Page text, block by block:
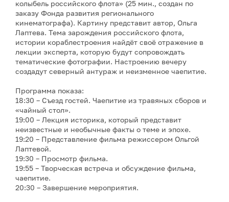
колыбель российского флота» (25 мин., создан по
заказу Фонда развития регионального
кинематографа). Картину представит автор, Ольга
Лаптева. Тема зарождения российского флота,
истории кораблестроения найдёт своё отражение в
лекции эксперта, которую будут сопровождать
тематические фотографии. Настроению вечеру
создадут северный антураж и неизменное чаепитие.
Программа показа:
18:30 – Съезд гостей. Чаепитие из травяных сборов и
«чайный стол».
19:00 – Лекция историка, который представит
неизвестные и необычные факты о теме и эпохе.
19:20 – Представление фильма режиссером Ольгой
Лаптевой.
19:30 – Просмотр фильма.
19:55 – Творческая встреча и обсуждение фильма,
чаепитие.
20:30 – Завершение мероприятия.